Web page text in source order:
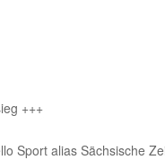
+++
Sport alias Sächsische